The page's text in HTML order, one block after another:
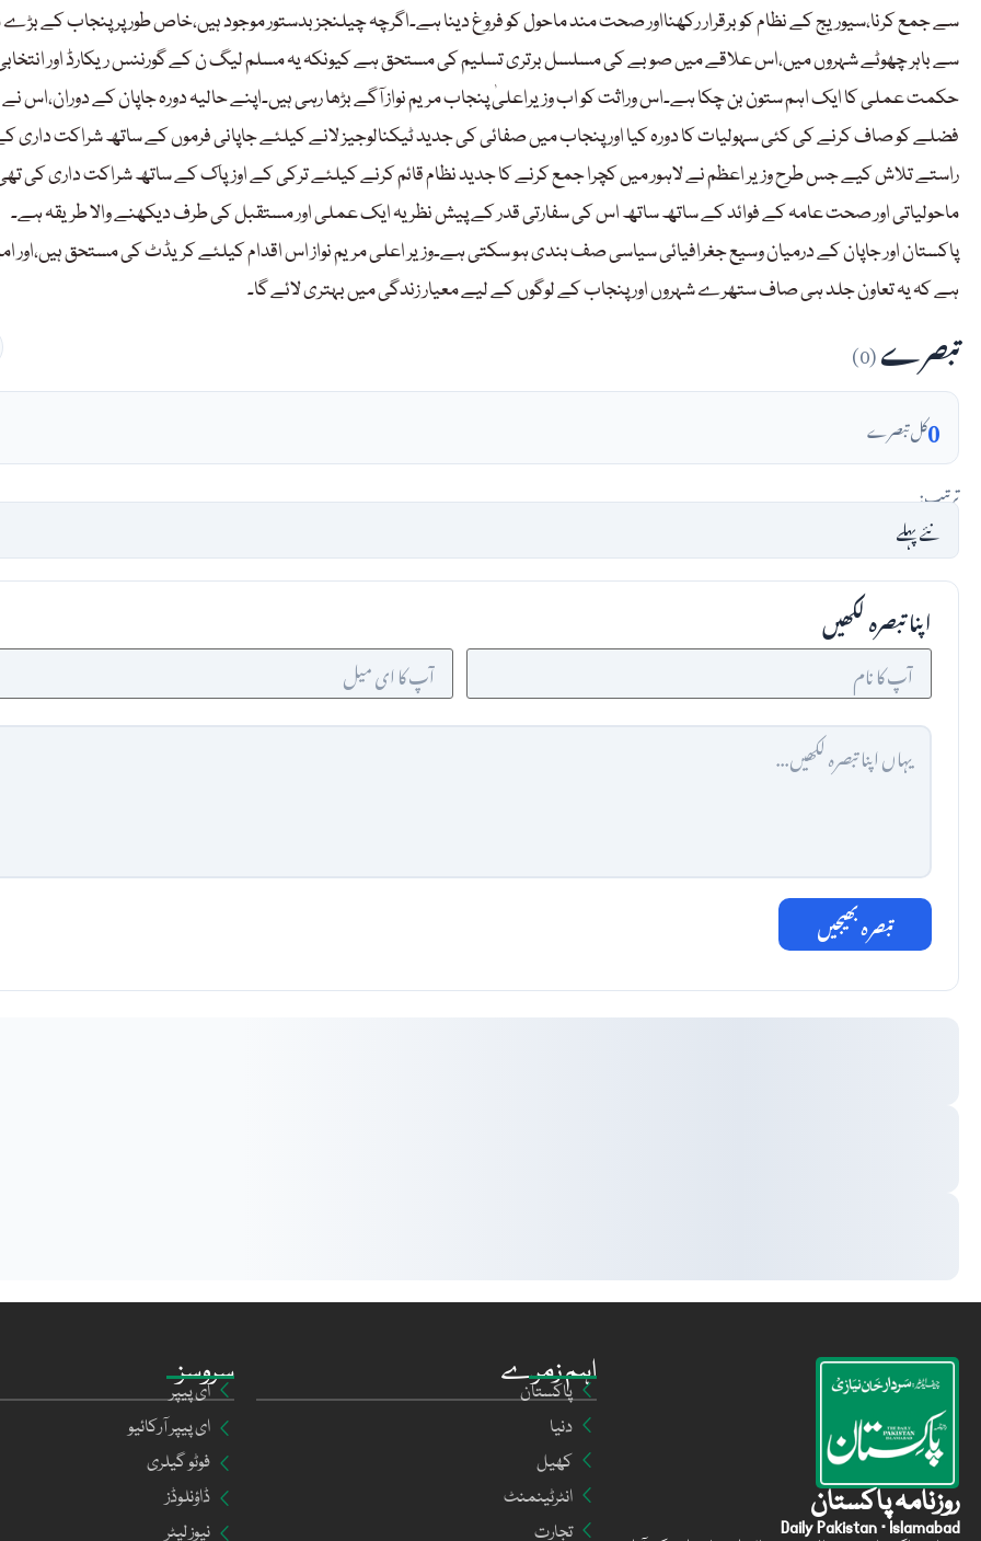
سے جمع کرنا،سیوریج کے نظام کو برقرار رکھنااور صحت مند ماحول کو فروغ دینا ہے۔اگرچہ چیلنجز بدستور موجود ہیں،خاص طور پر پنجاب کے بڑے
سے باہر چھوٹے شہروں میں،اس علاقے میں صوبے کی مسلسل برتری تسلیم کی مستحق ہے کیونکہ یہ مسلم لیگ ن کے گورننس ریکارڈ اور
حکمت عملی کا ایک اہم ستون بن چکا ہے۔اس وراثت کو اب وزیراعلیٰ پنجاب مریم نواز آگے بڑھا رہی ہیں۔اپنے حالیہ دورہ جاپان کے دوران،اس نے
فضلے کو صاف کرنے کی کئی سہولیات کا دورہ کیا اور پنجاب میں صفائی کی جدید ٹیکنالوجیز لانے کیلئے جاپانی فرموں کے ساتھ شراکت داری
راستے تلاش کیے جس طرح وزیر اعظم نے لاہور میں کچرا جمع کرنے کا جدید نظام قائم کرنے کیلئے ترکی کے اوزپاک کے ساتھ شراکت داری کی
ماحولیاتی اور صحت عامہ کے فوائد کے ساتھ ساتھ اس کی سفارتی قدر کے پیش نظر یہ ایک عملی اور مستقبل کی طرف دیکھنے والا طریقہ ہے۔
پاکستان اور جاپان کے درمیان وسیع جغرافیائی سیاسی صف بندی ہو سکتی ہے۔وزیر اعلی مریم نواز اس اقدام کیلئے کریڈٹ کی مستحق ہیں،اور
ہے کہ یہ تعاون جلد ہی صاف ستھرے شہروں اور پنجاب کے لوگوں کے لیے معیار زندگی میں بہتری لائے گا۔
تبصرے(0)
0کل تبصرے
ترتیب:
اپنا تبصرہ لکھیں
تبصرہ بھیجیں
سروسز
ای پیپر
ای پیپر آرکائیو
فوٹو گیلری
ڈاؤنلوڈز
نیوز لیٹر
اہم زمرے
پاکستان
دنیا
کھیل
انٹرٹینمنٹ
تجارت
روزنامہ پاکستان
Daily Pakistan · Islamabad